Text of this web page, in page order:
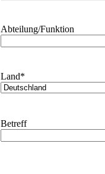
Abteilung/Funktion
Land*
Betreff